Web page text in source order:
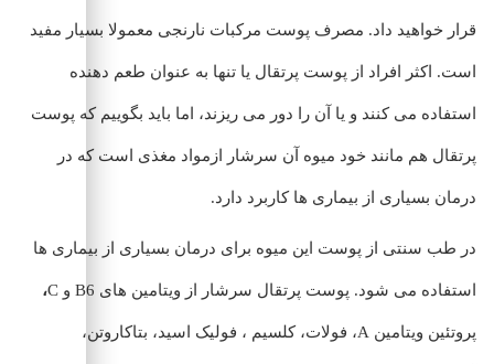
قرار خواهید داد. مصرف پوست مرکبات نارنجی معمولا بسیار مفید
است. اکثر افراد از پوست پرتقال یا تنها به عنوان طعم دهنده
استفاده می کنند و یا آن را دور می ریزند، اما باید بگوییم که پوست
پرتقال هم مانند خود میوه آن سرشار ازمواد مغذی است که در
درمان بسیاری از بیماری ها کاربرد دارد.
در طب سنتی از پوست این میوه برای درمان بسیاری از بیماری ها
استفاده می شود. پوست پرتقال سرشار از ویتامین های B6 و C ،
پروتئین ویتامین A، فولات، کلسیم ، فولیک اسید، بتاکاروتن،